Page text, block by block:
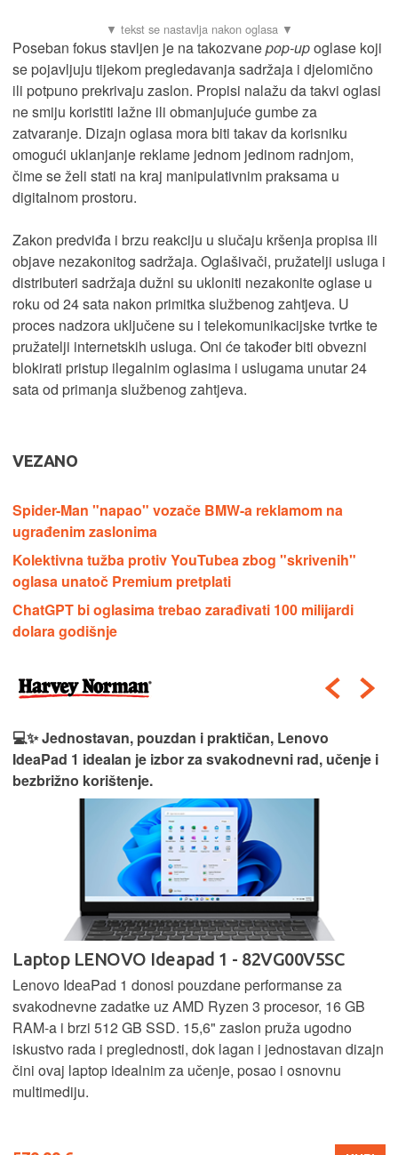
Poseban fokus stavljen je na takozvanepop-upoglase koji
se pojavljuju tijekom pregledavanja sadržaja i djelomično
ili potpuno prekrivaju zaslon. Propisi nalažu da takvi oglasi
ne smiju koristiti lažne ili obmanjujuće gumbe za
zatvaranje. Dizajn oglasa mora biti takav da korisniku
omogući uklanjanje reklame jednom jedinom radnjom,
čime se želi stati na kraj manipulativnim praksama u
digitalnom prostoru.
Zakon predviđa i brzu reakciju u slučaju kršenja propisa ili
objave nezakonitog sadržaja. Oglašivači, pružatelji usluga i
distributeri sadržaja dužni su ukloniti nezakonite oglase u
roku od 24 sata nakon primitka službenog zahtjeva. U
proces nadzora uključene su i telekomunikacijske tvrtke te
pružatelji internetskih usluga. Oni će također biti obvezni
blokirati pristup ilegalnim oglasima i uslugama unutar 24
sata od primanja službenog zahtjeva.
VEZANO
Spider-Man "napao" vozače BMW-a reklamom na
ugrađenim zaslonima
Kolektivna tužba protiv YouTubea zbog "skrivenih"
oglasa unatoč Premium pretplati
ChatGPT bi oglasima trebao zarađivati 100 milijardi
dolara godišnje
💻✨ Jednostavan, pouzdan i praktičan, Lenovo
IdeaPad 1 idealan je izbor za svakodnevni rad, učenje i
bezbrižno korištenje.
Laptop LENOVO Ideapad 1 - 82VG00V5SC
Lenovo IdeaPad 1 donosi pouzdane performanse za
svakodnevne zadatke uz AMD Ryzen 3 procesor, 16 GB
RAM-a i brzi 512 GB SSD. 15,6" zaslon pruža ugodno
iskustvo rada i preglednosti, dok lagan i jednostavan dizajn
čini ovaj laptop idealnim za učenje, posao i osnovnu
multimediju.